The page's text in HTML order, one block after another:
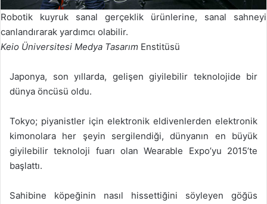
Robotik kuyruk sanal gerçeklik ürünlerine, sanal sahneyi
canlandırarak yardımcı olabilir.
Keio Üniversitesi Medya Tasarım Enstitüsü
Japonya, son yıllarda, gelişen giyilebilir teknolojide bir
dünya öncüsü oldu.
Tokyo; piyanistler için elektronik eldivenlerden elektronik
kimonolara her şeyin sergilendiği, dünyanın en büyük
giyilebilir teknoloji fuarı olan Wearable Expo’yu 2015’te
başlattı.
Sahibine köpeğinin nasıl hissettiğini söyleyen göğüs